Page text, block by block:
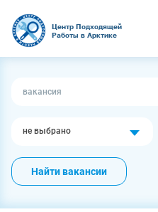
Центр Подходящей
Работы в Арктике
не выбрано
Найти вакансии